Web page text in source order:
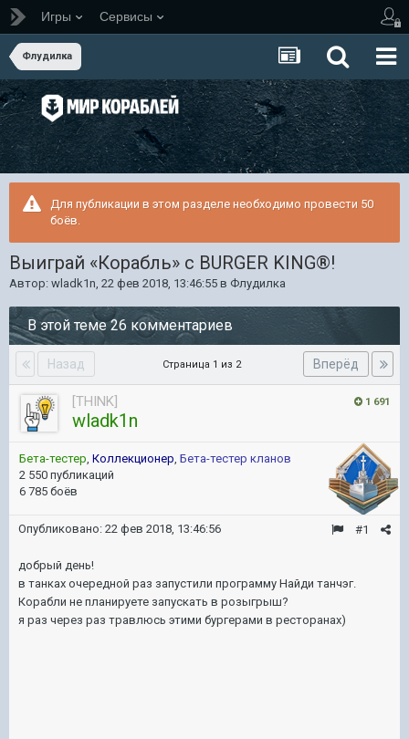
Игры Сервисы
Флудилка
Для публикации в этом разделе необходимо провести 50
боёв.
Выиграй «Корабль» с BURGER KING®!
Автор: wladk1n, 22 фев 2018, 13:46:55 в Флудилка
В этой теме 26 комментариев
Назад Вперёд
Страница 1 из 2
1 691
[THINK]
wladk1n
Бета-тестер, Коллекционер, Бета-тестер кланов
2 550 публикаций
6 785 боёв
#1
Опубликовано: 22 фев 2018, 13:46:56
добрый день!
в танках очередной раз запустили программу Найди танчэг.
Корабли не планируете запускать в розыгрыш?
я раз через раз травлюсь этими бургерами в ресторанах)